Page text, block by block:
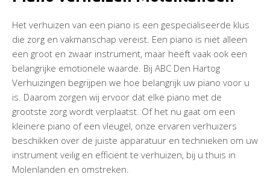
Het verhuizen van een piano is een gespecialiseerde klus
die zorg en vakmanschap vereist. Een piano is niet alleen
een groot en zwaar instrument, maar heeft vaak ook een
belangrijke emotionele waarde. Bij ABC Den Hartog
Verhuizingen begrijpen we hoe belangrijk uw piano voor u
is. Daarom zorgen wij ervoor dat elke piano met de
grootste zorg wordt verplaatst. Of het nu gaat om een
kleinere piano of een vleugel, onze ervaren verhuizers
beschikken over de juiste apparatuur en technieken om uw
instrument veilig en efficiënt te verhuizen, bij u thuis in
Molenlanden en omstreken.